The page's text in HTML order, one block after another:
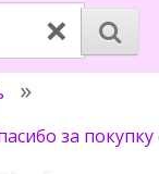
×
за покупку